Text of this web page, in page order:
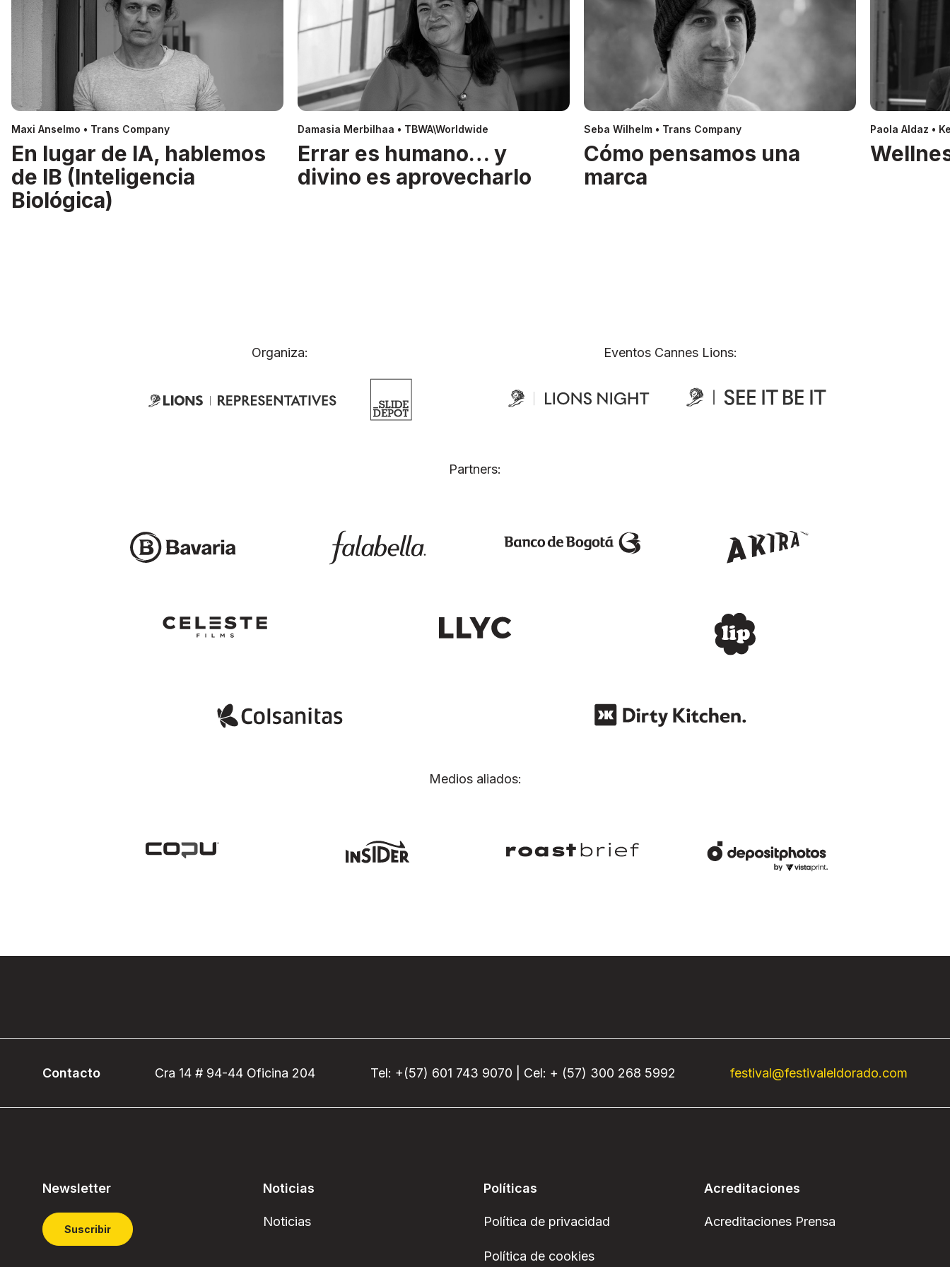
Maxi Anselmo • Trans Company
En lugar de IA, hablemos
de IB (Inteligencia
Biológica)
Damasia Merbilhaa • TBWA\Worldwide
Errar es humano… y
divino es aprovecharlo
Seba Wilhelm • Trans Company
Cómo pensamos una
marca
Paola Aldaz •
Organiza: Eventos Cannes Lions:
Partners:
Medios aliados:
Contacto Cra 14 # 94-44 Oficina 204 Tel: +(57) 601 743 9070 | Cel: + (57) 300 268 5992 festival@festivaleldorado.com
Newsletter
Suscribir
Noticias
Noticias
Políticas
Política de privacidad
Política de cookies
Acreditaciones
Acreditaciones Prensa